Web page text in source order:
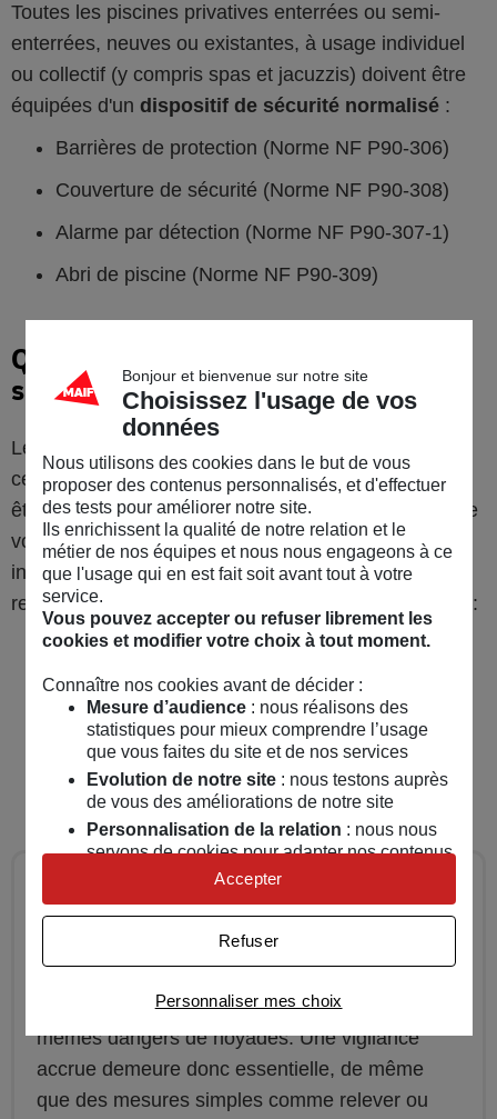
Toutes les piscines privatives enterrées ou semi-
enterrées, neuves ou existantes, à usage individuel
ou collectif (y compris spas et jacuzzis) doivent être
équipées d'un dispositif de sécurité normalisé :
Barrières de protection (Norme NF P90‑306)
Couverture de sécurité (Norme NF P90‑308)
Alarme par détection (Norme NF P90‑307‑1)
Abri de piscine (Norme NF P90‑309)
Qui doit installer le dispositif de
sécurité ?
Le propriétaire de la piscine est tenu de respecter
cette obligation légale. Le dispositif de sécurité peut
être installé par vos soins ou par un professionnel de
votre choix, qu’il s’agisse du vendeur ou d’un
installateur agréé. Dans tous les cas, il doit vous
remettre une note technique d’information précisant :
Les caractéristiques du dispositif ainsi que ses
conditions d’utilisation et d’entretien.
Les mesures de prévention générales et les
recommandations pour limiter les risques de
noyade.
Bien que les piscines hors sol soient exclues de
dispositifs de sécurité, elles présentent les
mêmes dangers de noyades. Une vigilance
accrue demeure donc essentielle, de même
que des mesures simples comme relever ou
Bonjour et bienvenue sur notre site
Choisissez l'usage de vos
données
Nous utilisons des cookies dans le but de vous
proposer des contenus personnalisés, et d'effectuer
des tests pour améliorer notre site.
Ils enrichissent la qualité de notre relation et le
métier de nos équipes et nous nous engageons à ce
que l'usage qui en est fait soit avant tout à votre
service.
Vous pouvez accepter ou refuser librement les
cookies et modifier votre choix à tout moment.
Connaître nos cookies avant de décider :
Mesure d’audience: nous réalisons des
statistiques pour mieux comprendre l’usage
que vous faites du site et de nos services
Evolution de notre site: nous testons auprès
de vous des améliorations de notre site
Personnalisation de la relation : nous nous
servons de cookies pour adapter nos contenus
et personnaliser nos offres
Univers publicitaire: nous utilisons avec nos
publicités personnalisées
Personnaliser mes choix
Refuser
Accepter